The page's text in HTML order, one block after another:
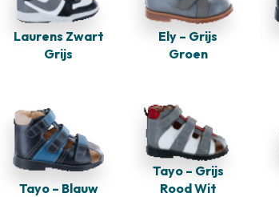
Laurens Zwart
Grijs
Ely – Grijs
Groen
Tayo – Blauw
Tayo – Grijs
Rood Wit